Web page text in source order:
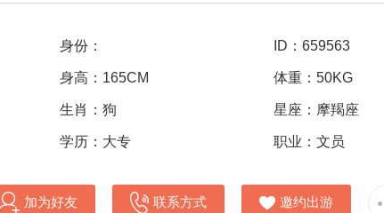
身份： ID：659563
身高：165CM 体重：50KG
生肖：狗 星座：摩羯座
学历：大专 职业：文员
加为好友 联系方式 邀约出游